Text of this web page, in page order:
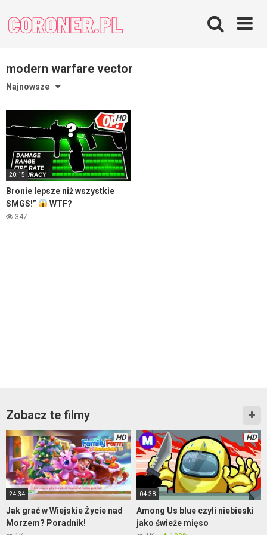
content
modern warfare vector
Najnowsze
HD
20:15
Bronie lepsze niż wszystkie
SMGS!”
WTF?
347
Zobacz te filmy
HD
24:34
Jak grać w Wiejskie Życie nad
Morzem? Poradnik!
HD
04:38
Among Us blue czyli niebieski
jako świeże mięso